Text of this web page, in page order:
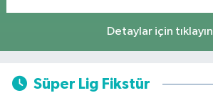
Detaylar için tıklayın
Süper Lig Fikstür